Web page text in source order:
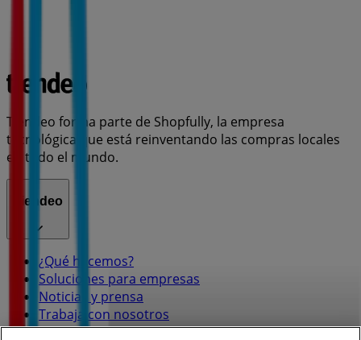
Tiendeo forma parte de Shopfully, la empresa
tecnológica que está reinventando las compras locales
en todo el mundo.
Tiendeo
¿Qué hacemos?
Soluciones para empresas
Noticias y prensa
Trabaja con nosotros